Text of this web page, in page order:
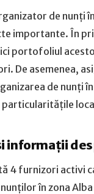
de nunți
importante. În
portofoliul
De asemenea,
de nunți
particularitățile
informații
4 furnizori activi
în zona